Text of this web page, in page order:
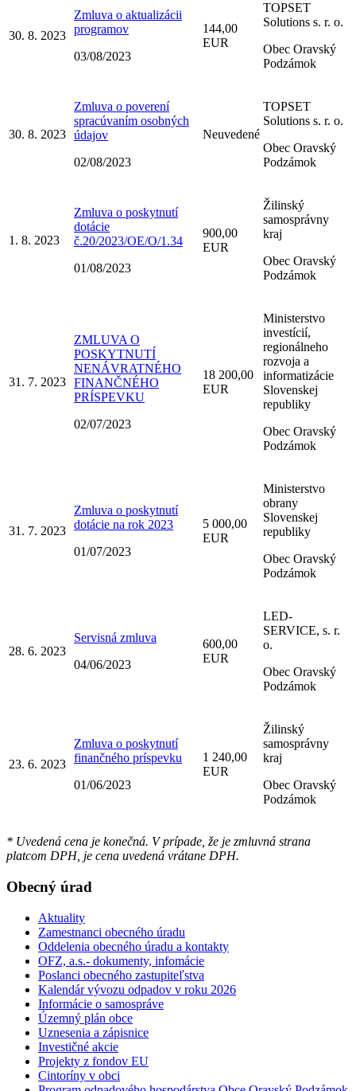
30. 8. 2023
Zmluva o aktualizácii
programov
03/08/2023
144,00
EUR
TOPSET
Solutions s. r. o.
Obec Oravský
Podzámok
30. 8. 2023
Zmluva o poverení
spracúvaním osobných
údajov
02/08/2023
Neuvedené
TOPSET
Solutions s. r. o.
Obec Oravský
Podzámok
1. 8. 2023
Zmluva o poskytnutí
dotácie
č.20/2023/OE/O/1.34
01/08/2023
900,00
EUR
Žilinský
samosprávny
kraj
Obec Oravský
Podzámok
31. 7. 2023
ZMLUVA O
POSKYTNUTÍ
NENÁVRATNÉHO
FINANČNÉHO
PRÍSPEVKU
02/07/2023
18 200,00
EUR
Ministerstvo
investícií,
regionálneho
rozvoja a
informatizácie
Slovenskej
republiky
Obec Oravský
Podzámok
31. 7. 2023
Zmluva o poskytnutí
dotácie na rok 2023
01/07/2023
5 000,00
EUR
Ministerstvo
obrany
Slovenskej
republiky
Obec Oravský
Podzámok
28. 6. 2023
Servisná zmluva
04/06/2023
600,00
EUR
LED-
SERVICE, s. r.
o.
Obec Oravský
Podzámok
23. 6. 2023
Zmluva o poskytnutí
finančného príspevku
01/06/2023
1 240,00
EUR
Žilinský
samosprávny
kraj
Obec Oravský
Podzámok
* Uvedená cena je konečná. V prípade, že je zmluvná strana
platcom DPH, je cena uvedená vrátane DPH.
Obecný úrad
Aktuality
Zamestnanci obecného úradu
Oddelenia obecného úradu a kontakty
OFZ, a.s.- dokumenty, infomácie
Poslanci obecného zastupiteľstva
Kalendár vývozu odpadov v roku 2026
Informácie o samospráve
Územný plán obce
Uznesenia a zápisnice
Investičné akcie
Projekty z fondov EU
Cintoríny v obci